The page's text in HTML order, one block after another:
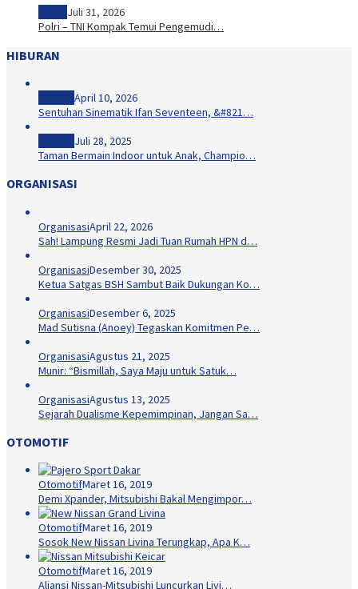
Juli 31, 2026
Polri – TNI Kompak Temui Pengemudi…
HIBURAN
April 10, 2026
Sentuhan Sinematik Ifan Seventeen, &#821…
Juli 28, 2025
Taman Bermain Indoor untuk Anak, Champio…
ORGANISASI
OrganisasiApril 22, 2026
Sah! Lampung Resmi Jadi Tuan Rumah HPN d…
OrganisasiDesember 30, 2025
Ketua Satgas BSH Sambut Baik Dukungan Ko…
OrganisasiDesember 6, 2025
Mad Sutisna (Anoey) Tegaskan Komitmen Pe…
OrganisasiAgustus 21, 2025
Munir: “Bismillah, Saya Maju untuk Satuk…
OrganisasiAgustus 13, 2025
Sejarah Dualisme Kepemimpinan, Jangan Sa…
OTOMOTIF
OtomotifMaret 16, 2019
Demi Xpander, Mitsubishi Bakal Mengimpor…
OtomotifMaret 16, 2019
Sosok New Nissan Livina Terungkap, Apa K…
OtomotifMaret 16, 2019
Aliansi Nissan-Mitsubishi Luncurkan Livi…